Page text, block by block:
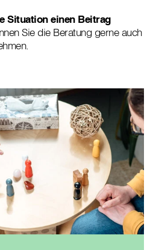
Situation einen Beitrag
Sie die Beratung gerne auch